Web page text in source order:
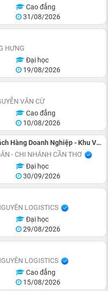
Cao đẳng
31/08/2026
HƯNG
Đại học
19/08/2026
VĂN CỪ
Cao đẳng
10/08/2026
CV/CVC/CVCC Quan Hệ Khách Hàng Doanh Nghiệp - Khu Vực Cần Thơ
- CHI NHÁNH CẦN THƠ
Đại học
30/09/2026
LOGISTICS
Đại học
29/08/2026
LOGISTICS
Cao đẳng
15/08/2026